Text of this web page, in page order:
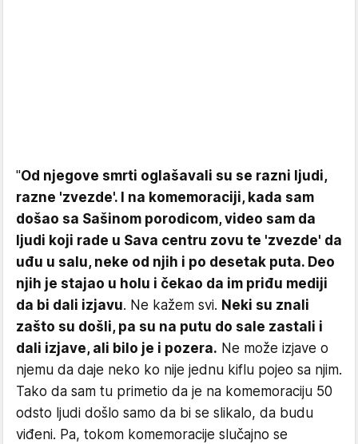
"Od njegove smrti oglašavali su se razni ljudi,
razne 'zvezde'. I na komemoraciji, kada sam
došao sa Sašinom porodicom, video sam da
ljudi koji rade u Sava centru zovu te 'zvezde' da
uđu u salu, neke od njih i po desetak puta. Deo
njih je stajao u holu i čekao da im priđu mediji
da bi dali izjavu. Ne kažem svi. Neki su znali
zašto su došli, pa su na putu do sale zastali i
dali izjave, ali bilo je i pozera. Ne može izjave o
njemu da daje neko ko nije jednu kiflu pojeo sa njim.
Tako da sam tu primetio da je na komemoraciju 50
odsto ljudi došlo samo da bi se slikalo, da budu
viđeni. Pa, tokom komemoracije slučajno se